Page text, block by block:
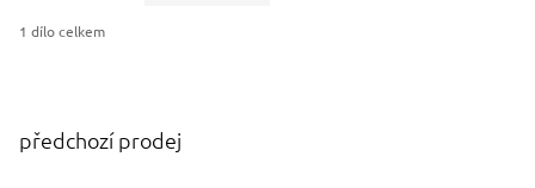
1 dílo celkem
předchozí prodej